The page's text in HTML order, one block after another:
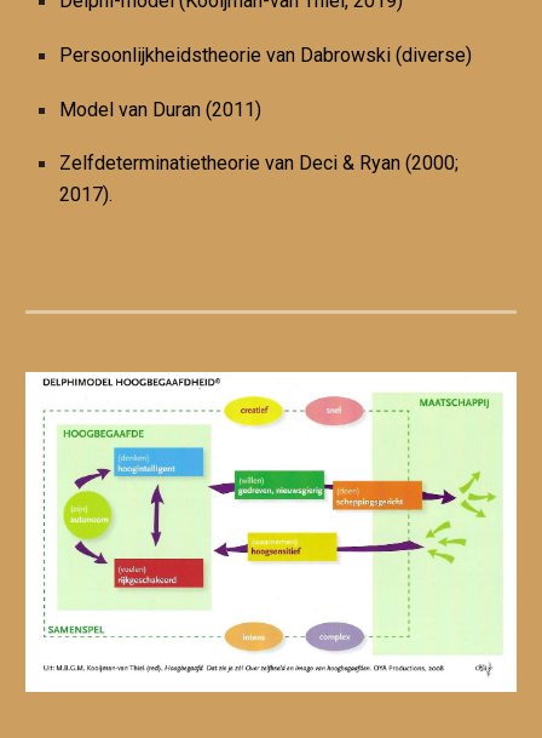
Persoonlijkheidstheorie van Dabrowski (diverse)
Model van Duran (2011)
Zelfdeterminatietheorie van Deci & Ryan (2000;
2017).